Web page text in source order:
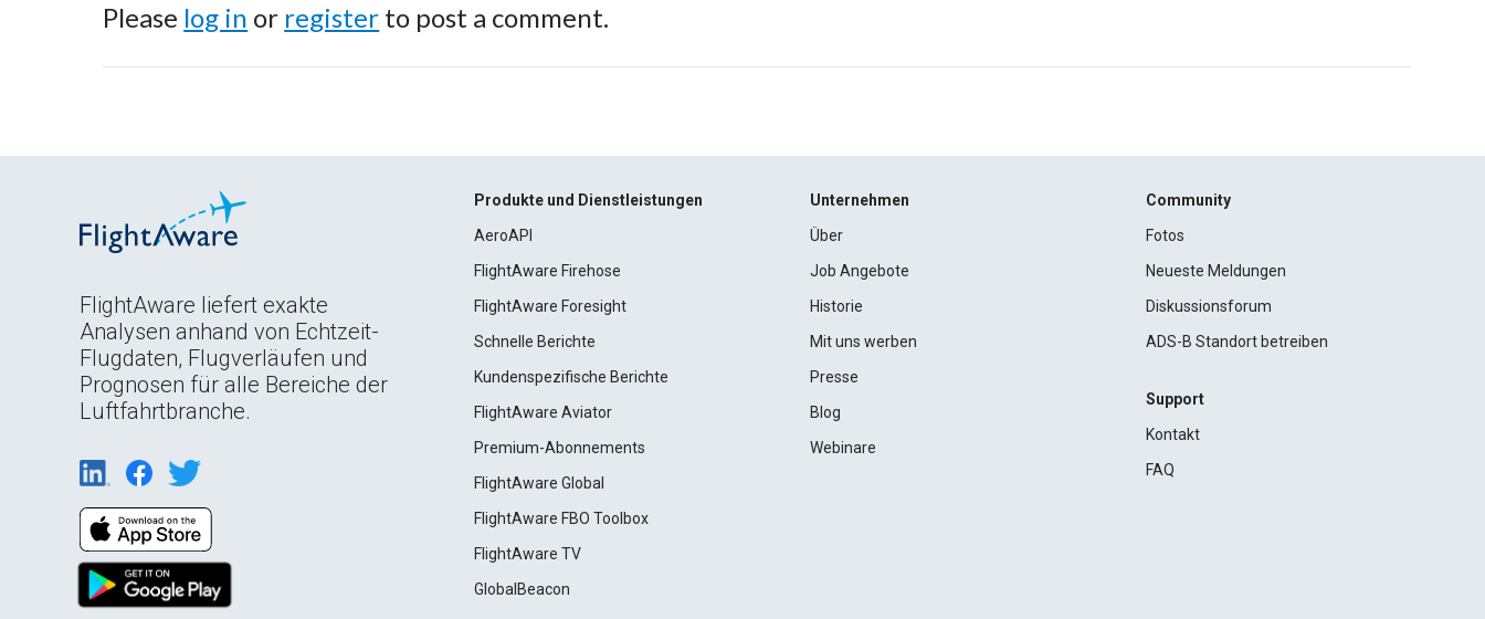
Please log in or register to post a comment.
FlightAware liefert exakte
Analysen anhand von Echtzeit-
Flugdaten, Flugverläufen und
Prognosen für alle Bereiche der
Luftfahrtbranche.
Produkte und Dienstleistungen
AeroAPI
FlightAware Firehose
FlightAware Foresight
Schnelle Berichte
Kundenspezifische Berichte
FlightAware Aviator
Premium-Abonnements
FlightAware Global
FlightAware FBO Toolbox
FlightAware TV
GlobalBeacon
Unternehmen
Über
Job Angebote
Historie
Mit uns werben
Presse
Blog
Webinare
Community
Fotos
Neueste Meldungen
Diskussionsforum
ADS-B Standort betreiben
Support
Kontakt
FAQ